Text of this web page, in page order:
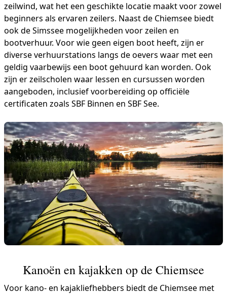
zeilwind, wat het een geschikte locatie maakt voor zowel
beginners als ervaren zeilers. Naast de Chiemsee biedt
ook de Simssee mogelijkheden voor zeilen en
bootverhuur. Voor wie geen eigen boot heeft, zijn er
diverse verhuurstations langs de oevers waar met een
geldig vaarbewijs een boot gehuurd kan worden. Ook
zijn er zeilscholen waar lessen en cursussen worden
aangeboden, inclusief voorbereiding op officiële
certificaten zoals SBF Binnen en SBF See.
Kanoën en kajakken op de Chiemsee
Voor kano- en kajakliefhebbers biedt de Chiemsee met